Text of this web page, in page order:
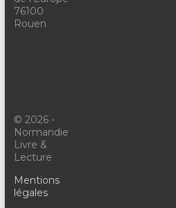
76100
Rouen
© 2026 -
Normandie
Livre &
Lecture
Mentions
légales